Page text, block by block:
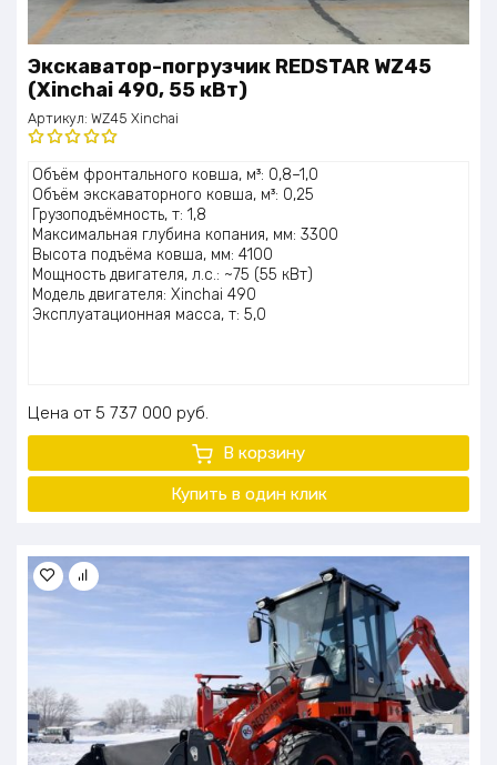
Экскаватор-погрузчик REDSTAR WZ45
(Xinchai 490, 55 кВт)
Артикул: WZ45 Xinchai
Оценка
5.00из 5
Объём фронтального ковша, м³: 0,8–1,0
Объём экскаваторного ковша, м³: 0,25
Грузоподъёмность, т: 1,8
Максимальная глубина копания, мм: 3300
Высота подъёма ковша, мм: 4100
Мощность двигателя, л.с.: ~75 (55 кВт)
Модель двигателя: Xinchai 490
Эксплуатационная масса, т: 5,0
Цена 5 737 000 руб.
В корзину
Купить в один клик